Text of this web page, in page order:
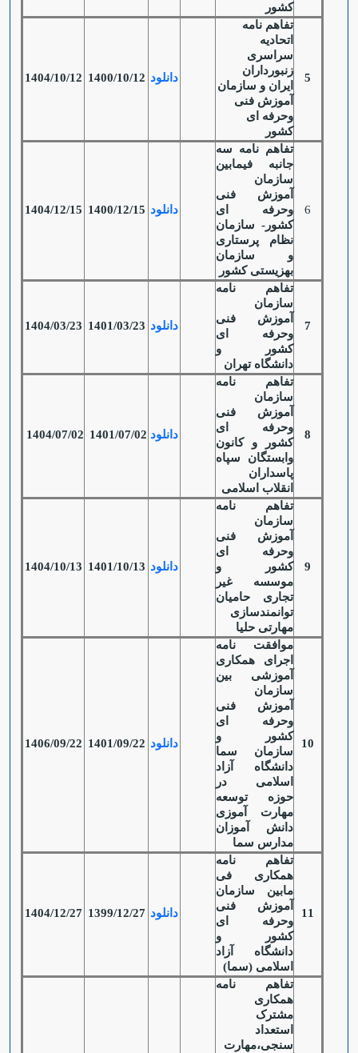
کشور
5
تفاهم نامه
اتحادیه
سراسری
زنبورداران
ایران و سازمان
آموزش فنی
وحرفه ای
کشور
دانلود 1400/10/12
1404/10/12
6
تفاهم نامه سه
جانبه فیمابین
سازمان
آموزش فنی
وحرفه ای
کشور- سازمان
نظام پرستاری
و سازمان
بهزیستی کشور
دانلود 1400/12/15
1404/12/15
7
تفاهم نامه
سازمان
آموزش فنی
وحرفه ای
کشور و
دانشگاه تهران
دانلود 1401/03/23
1404/03/23
8
تفاهم نامه
سازمان
آموزش فنی
وحرفه ای
کشور و کانون
وابستگان سپاه
پاسداران
انقلاب اسلامی
دانلود 1401/07/02
1404/07/02
9
تفاهم نامه
سازمان
آموزش فنی
وحرفه ای
کشور و
موسسه غیر
تجاری حامیان
توانمندسازی
مهارتی حلیا
دانلود 1401/10/13
1404/10/13
10
موافقت نامه
اجرای همکاری
آموزشی بین
سازمان
آموزش فنی
وحرفه ای
کشور و
سازمان سما
دانشگاه آزاد
اسلامی در
حوزه توسعه
مهارت آموزی
دانش آموزان
مدارس سما
دانلود 1401/09/22
1406/09/22
11
تفاهم نامه
همکاری فی
مابین سازمان
آموزش فنی
وحرفه ای
کشور و
دانشگاه آزاد
اسلامی (سما)
دانلود 1399/12/27
1404/12/27
تفاهم نامه
همکاری
مشترک
استعداد
سنجی،مهارت